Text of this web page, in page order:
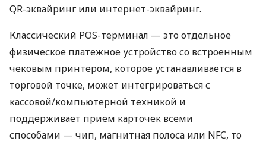
QR-эквайринг или интернет-эквайринг.
Классический POS-терминал — это отдельное
физическое платежное устройство со встроенным
чековым принтером, которое устанавливается в
торговой точке, может интегрироваться с
кассовой/компьютерной техникой и
поддерживает прием карточек всеми
способами — чип, магнитная полоса или NFC, то